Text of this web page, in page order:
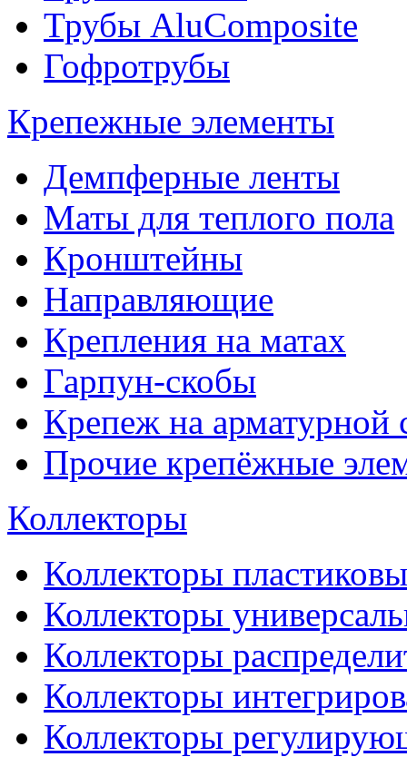
Трубы AluComposite
Гофротрубы
Крепежные элементы
Демпферные ленты
Маты для теплого пола
Кронштейны
Направляющие
Крепления на матах
Гарпун-скобы
Крепеж на арматурной
Прочие крепёжные
Коллекторы
Коллекторы
Коллекторы
Коллекторы
Коллекторы
Коллекторы